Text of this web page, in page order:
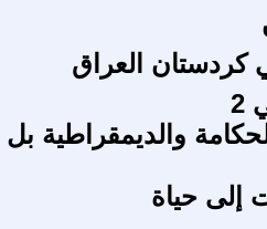
كردستان العراق
والديمقراطية
إلى حياة